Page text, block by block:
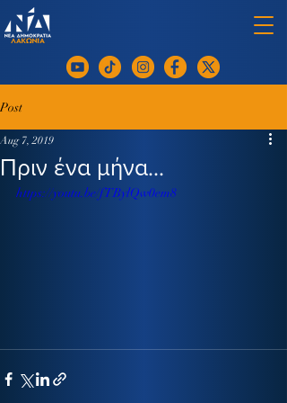
Post
Πριν ένα μήνα...
Aug 7, 2019
https://youtu.be/fTBylQw0em8